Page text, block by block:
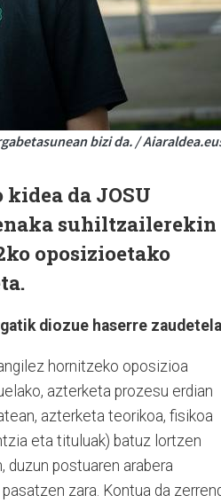
bizi da. /
da JOSU
suhiltzailerekin
oposizioetako
diozue haserre
hornitzeko oposizioa
azterketa prozesu erdian
azterketa teorikoa, fisikoa
eta tituluak) batuz lortzen
duzun postuaren arabera
zara. Kontua da